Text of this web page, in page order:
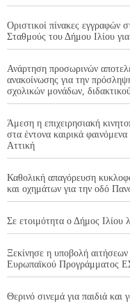
Οριστικοί πίνακες εγγραφών
Σταθμούς του Δήμου Ιλίου
Ανάρτηση προσωρινών
ανακοίνωσης για την
σχολικών μονάδων,
Άμεση η επιχειρησιακή
στα έντονα καιρικά
Αττική
Καθολική απαγόρευση
και οχημάτων για την οδό
Σε ετοιμότητα ο Δήμος
Ξεκίνησε η υποβολή
Ευρωπαϊκού Προγράμματος
Θερινό σινεμά για παιδιά και